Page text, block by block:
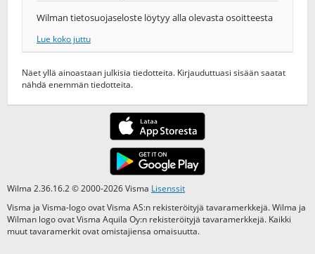
Wilman tietosuojaseloste löytyy alla olevasta osoitteesta
Lue koko juttu
Näet yllä ainoastaan julkisia tiedotteita. Kirjauduttuasi sisään saatat
nähdä enemmän tiedotteita.
Wilma 2.36.16.2 © 2000-2026 Visma Lisenssit
Visma ja Visma-logo ovat Visma AS:n rekisteröityjä tavaramerkkejä. Wilma ja
Wilman logo ovat Visma Aquila Oy:n rekisteröityjä tavaramerkkejä. Kaikki
muut tavaramerkit ovat omistajiensa omaisuutta.